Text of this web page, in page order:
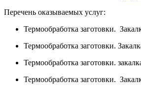
Перечень оказываемых услуг:
Термообработка заготовки.
Термообработка заготовки.
Термообработка заготовки.
Термообработка заготовки.